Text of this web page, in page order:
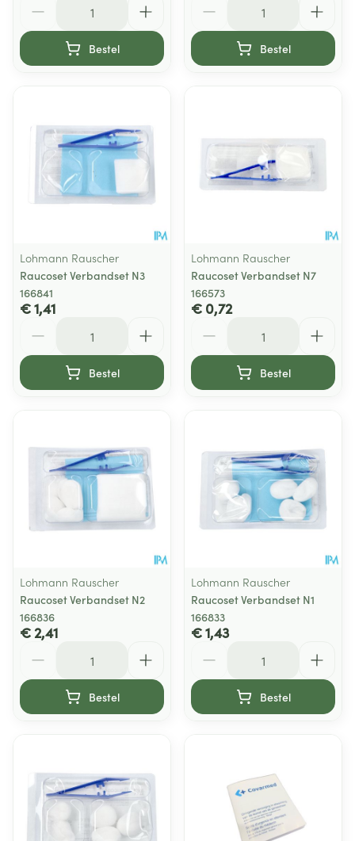
Bestel Bestel
Lohmann Rauscher
Raucoset Verbandset N3
166841
€ 1,41
Bestel
Lohmann Rauscher
Raucoset Verbandset N7
166573
€ 0,72
Bestel
Lohmann Rauscher
Raucoset Verbandset N2
166836
€ 2,41
Bestel
Lohmann Rauscher
Raucoset Verbandset N1
166833
€ 1,43
Bestel